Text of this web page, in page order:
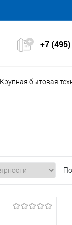
+7
Крупная бытовая